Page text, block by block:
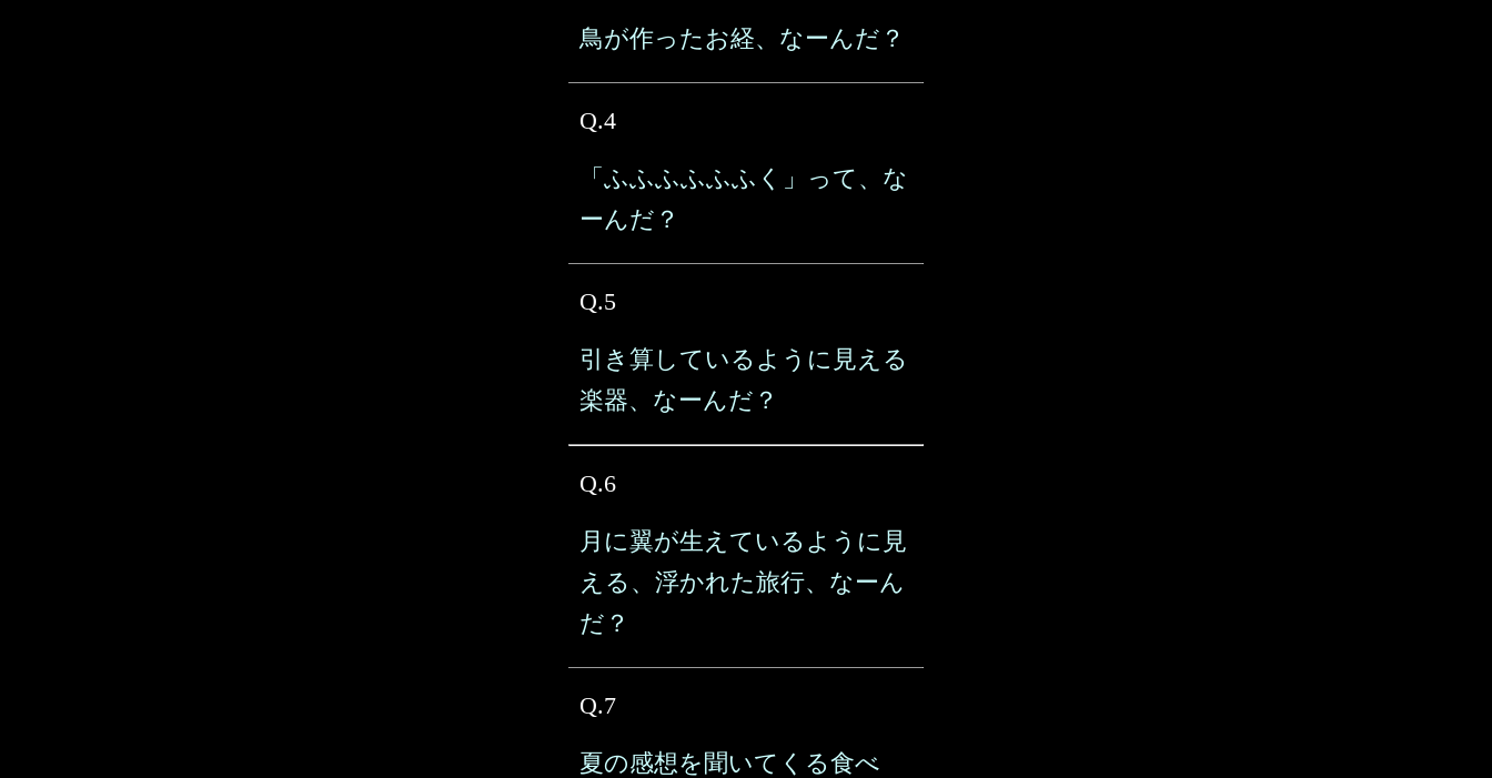
鳥が作ったお経、なーんだ？
Q.4
「ふふふふふふく」って、な
ーんだ？
Q.5
引き算しているように見える
楽器、なーんだ？
Q.6
月に翼が生えているように見
える、浮かれた旅行、なーん
だ？
Q.7
夏の感想を聞いてくる食べ